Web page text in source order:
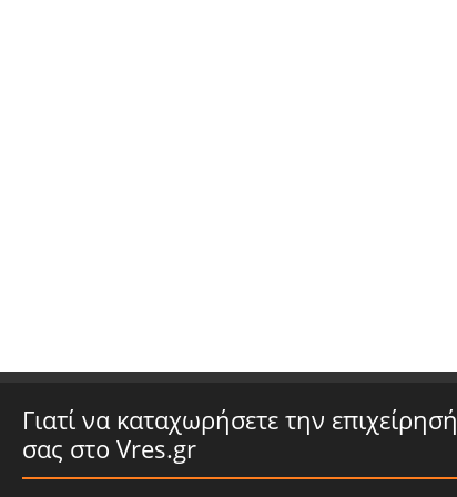
Γιατί να καταχωρήσετε την επιχείρησή
σας στο Vres.gr